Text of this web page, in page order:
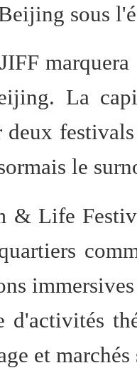
sous
La
le
Life
d'activités
et